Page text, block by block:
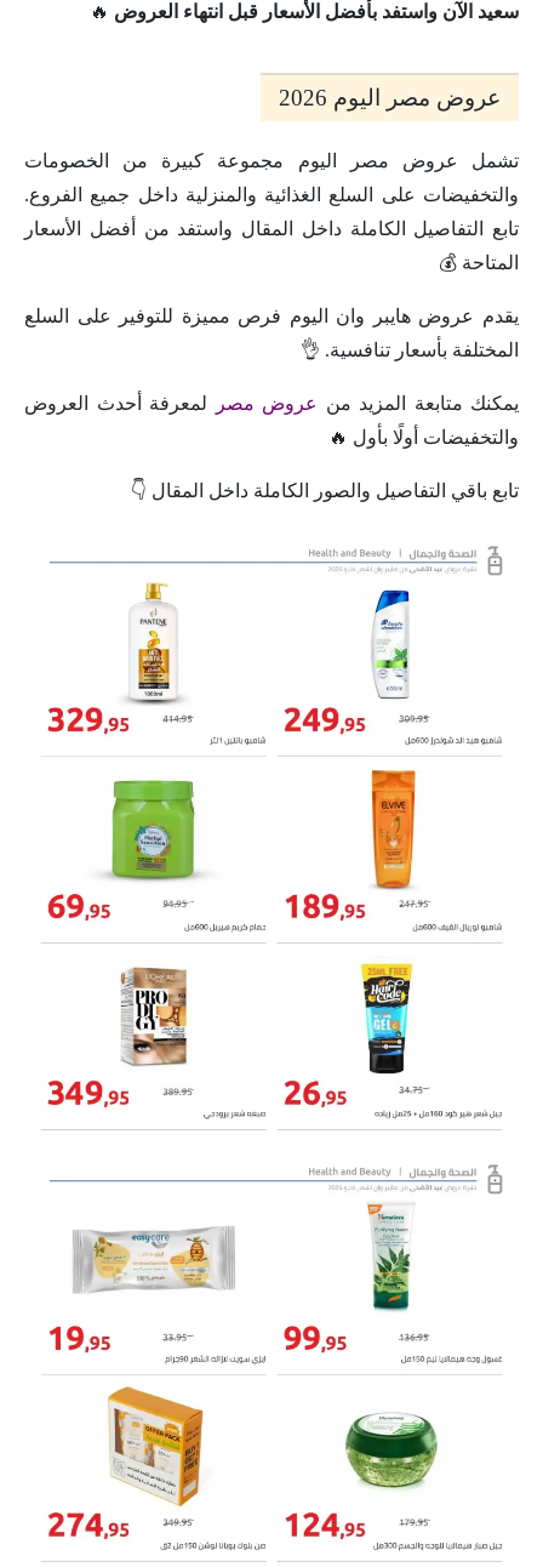
سعيد الآن واستفد بأفضل الأسعار قبل انتهاء العروض 🔥
عروض مصر اليوم 2026
تشمل عروض مصر اليوم مجموعة كبيرة من الخصومات
والتخفيضات على السلع الغذائية والمنزلية داخل جميع الفروع.
تابع التفاصيل الكاملة داخل المقال واستفد من أفضل الأسعار
المتاحة 💰
يقدم عروض هايبر وان اليوم فرص مميزة للتوفير على السلع
المختلفة بأسعار تنافسية. 👌
يمكنك متابعة المزيد من عروض مصر
لمعرفة أحدث العروض
والتخفيضات أولًا بأول 🔥
تابع باقي التفاصيل والصور الكاملة داخل المقال 👇